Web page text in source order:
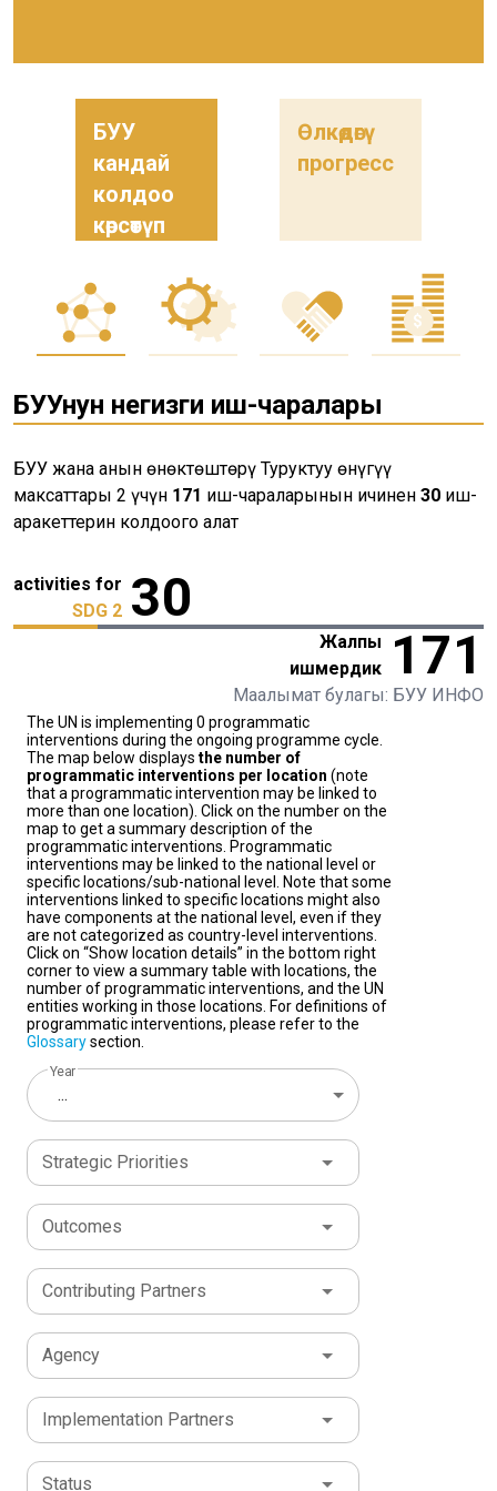
БУУ
кандай
колдоо
көрсөтүп
Өлкөдөгү
прогресс
БУУнун негизги иш-чаралары
БУУ жана анын өнөктөштөрү Туруктуу өнүгүү
максаттары 2 үчүн 171 иш-чараларынын ичинен 30 иш-
аракеттерин колдоого алат
activities for
SDG 2 30
Жалпы
ишмердик
171
Маалымат булагы: БУУ ИНФО
The UN is implementing 0 programmatic
interventions during the ongoing programme cycle.
The map below displays the number of
programmatic interventions per location (note
that a programmatic intervention may be linked to
more than one location). Click on the number on the
map to get a summary description of the
programmatic interventions. Programmatic
interventions may be linked to the national level or
specific locations/sub-national level. Note that some
interventions linked to specific locations might also
have components at the national level, even if they
are not categorized as country-level interventions.
Click on “Show location details” in the bottom right
corner to view a summary table with locations, the
number of programmatic interventions, and the UN
entities working in those locations. For definitions of
programmatic interventions, please refer to the
Glossarysection.
Year
...
Strategic Priorities
Outcomes
Contributing Partners
Agency
Implementation Partners
Status